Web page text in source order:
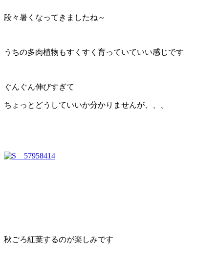
段々暑くなってきましたね～
うちの多肉植物もすくすく育っていていい感じです
ぐんぐん伸びすぎて
ちょっとどうしていいか分かりませんが、、、
秋ごろ紅葉するのが楽しみです